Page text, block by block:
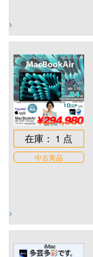
在庫： 1 点
中古美品